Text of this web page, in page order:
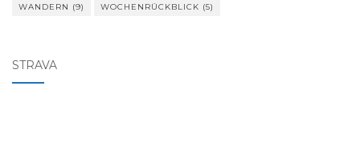
WANDERN (9) WOCHENRÜCKBLICK (5)
STRAVA